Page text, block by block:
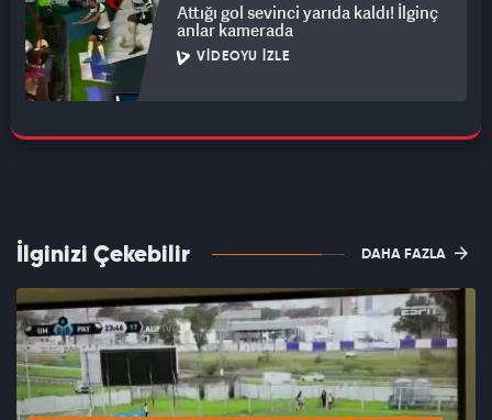
Attığı gol sevinci yarıda kaldı! İlginç
anlar kamerada
VIDEOYU İZLE
İlginizi Çekebilir DAHA FAZLA